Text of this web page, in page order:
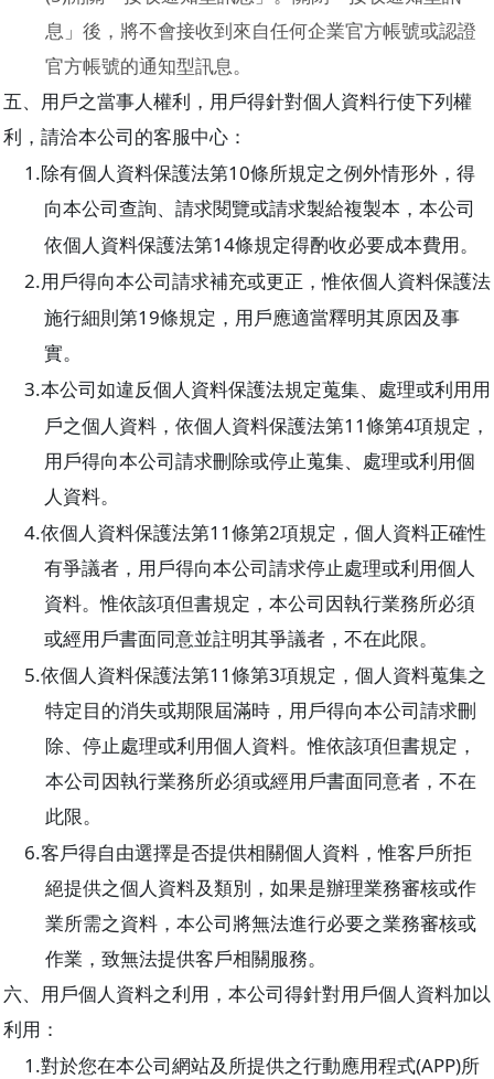
息」後，將不會接收到來自任何企業官方帳號或認證
官方帳號的通知型訊息。
五、用戶之當事人權利，用戶得針對個人資料行使下列權
利，請洽本公司的客服中心：
1.除有個人資料保護法第10條所規定之例外情形外，得
向本公司查詢、請求閱覽或請求製給複製本，本公司
依個人資料保護法第14條規定得酌收必要成本費用。
2.用戶得向本公司請求補充或更正，惟依個人資料保護法
施行細則第19條規定，用戶應適當釋明其原因及事
實。
3.本公司如違反個人資料保護法規定蒐集、處理或利用用
戶之個人資料，依個人資料保護法第11條第4項規定，
用戶得向本公司請求刪除或停止蒐集、處理或利用個
人資料。
4.依個人資料保護法第11 條第2項規定，個人資料正確性
有爭議者，用戶得向本公司請求停止處理或利用個人
資料。惟依該項但書規定，本公司因執行業務所必須
或經用戶書面同意並註明其爭議者，不在此限。
5.依個人資料保護法第11條第3項規定，個人資料蒐集之
特定目的消失或期限屆滿時，用戶得向本公司請求刪
除、停止處理或利用個人資料。惟依該項但書規定，
本公司因執行業務所必須或經用戶書面同意者，不在
此限。
6.客戶得自由選擇是否提供相關個人資料，惟客戶所拒
絕提供之個人資料及類別，如果是辦理業務審核或作
業所需之資料，本公司將無法進行必要之業務審核或
作業，致無法提供客戶相關服務。
六、用戶個人資料之利用，本公司得針對用戶個人資料加以
利用：
1.對於您在本公司網站及所提供之行動應用程式(APP)所